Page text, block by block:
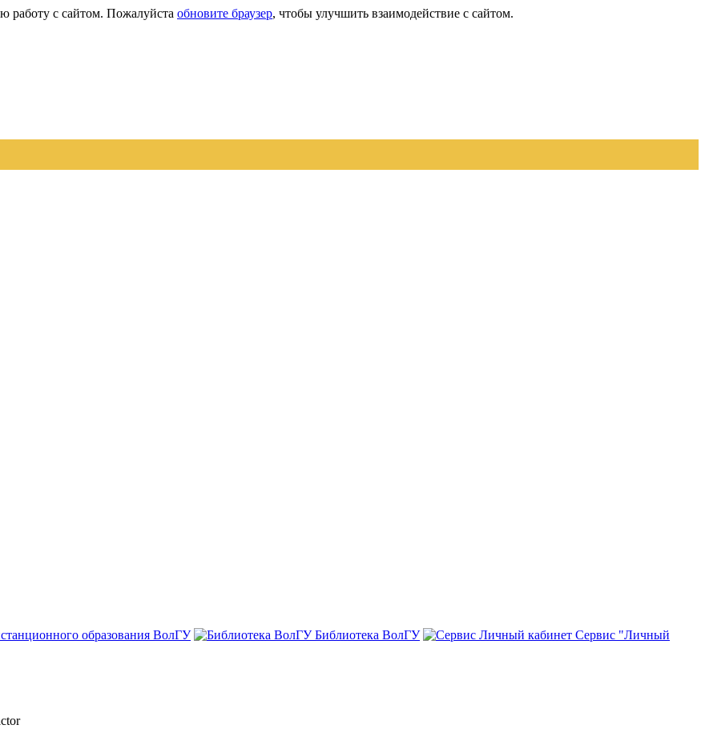
работу с сайтом. Пожалуйста обновите браузер, чтобы улучшить взаимодействие с сайтом.
образования ВолГУ Библиотека ВолГУ
Сервис "Личный